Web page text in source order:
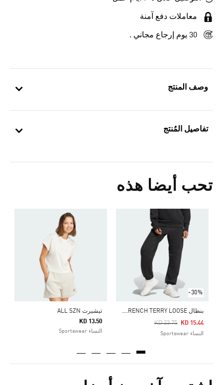
وصف المنتج
تفاصيل المُنتج
تحب أيضا هذه
-30%
ب
نطال ALL SZN FRENCH TERRY LOOSE
Price Reduced From
KD 23.75
To KD 15.44
النساء Sportswear
تيشيرت ALL SZN
KD 13.50
النساء Sportswear
Price Reduced From
معاملات دفع آمنة